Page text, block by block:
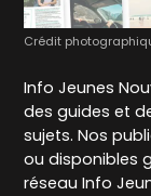
Crédit
Info Jeunes
des guides et
sujets. Nos
ou disponibles
réseau Info